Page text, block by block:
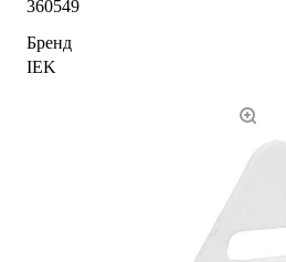
360549
Бренд
IEK